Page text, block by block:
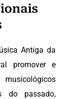
Antiga da
promover e
do passado,